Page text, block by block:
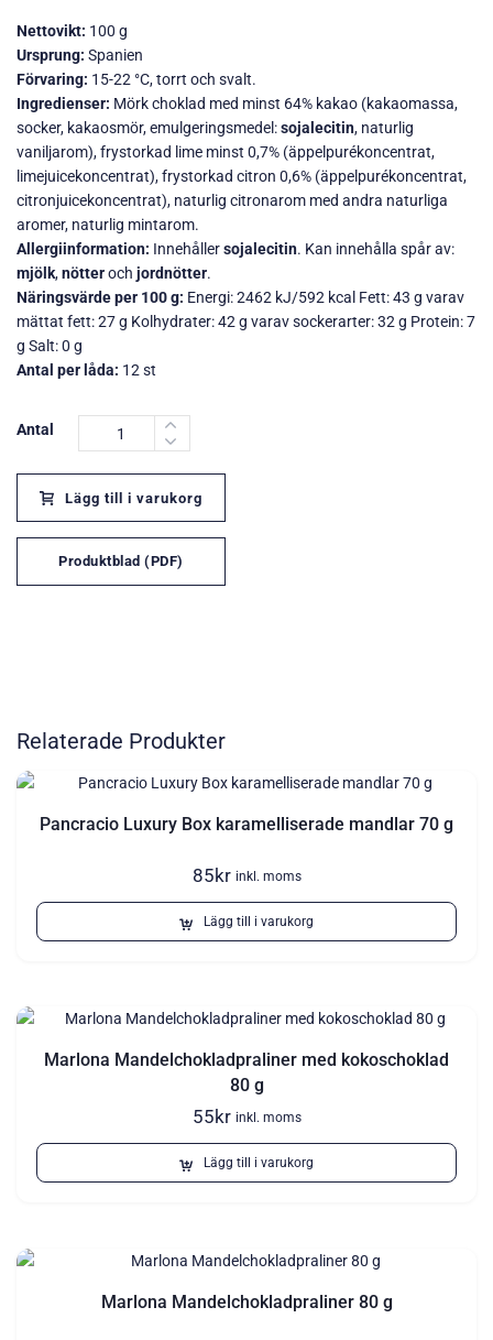
Nettovikt: 100 g
Ursprung: Spanien
Förvaring: 15-22 °C, torrt och svalt.
Ingredienser: Mörk choklad med minst 64% kakao (kakaomassa,
socker, kakaosmör, emulgeringsmedel:sojalecitin, naturlig
vaniljarom), frystorkad lime minst 0,7% (äppelpurékoncentrat,
limejuicekoncentrat), frystorkad citron 0,6% (äppelpurékoncentrat,
citronjuicekoncentrat), naturlig citronarom med andra naturliga
aromer, naturlig mintarom.
Allergiinformation: Innehållersojalecitin. Kan innehålla spår av:
mjölk,nötteroch jordnötter.
Näringsvärde per 100 g: Energi: 2462 kJ/592 kcal Fett: 43 g varav
mättat fett: 27 g Kolhydrater: 42 g varav sockerarter: 32 g Protein: 7
g Salt: 0 g
Antal per låda: 12 st
Antal
Lägg till i varukorg
Produktblad (PDF)
Relaterade Produkter
Pancracio Luxury Box karamelliserade mandlar 70 g
85kr inkl. moms
Lägg till i varukorg
Marlona Mandelchokladpraliner med kokoschoklad
80 g
55kr inkl. moms
Lägg till i varukorg
Marlona Mandelchokladpraliner 80 g